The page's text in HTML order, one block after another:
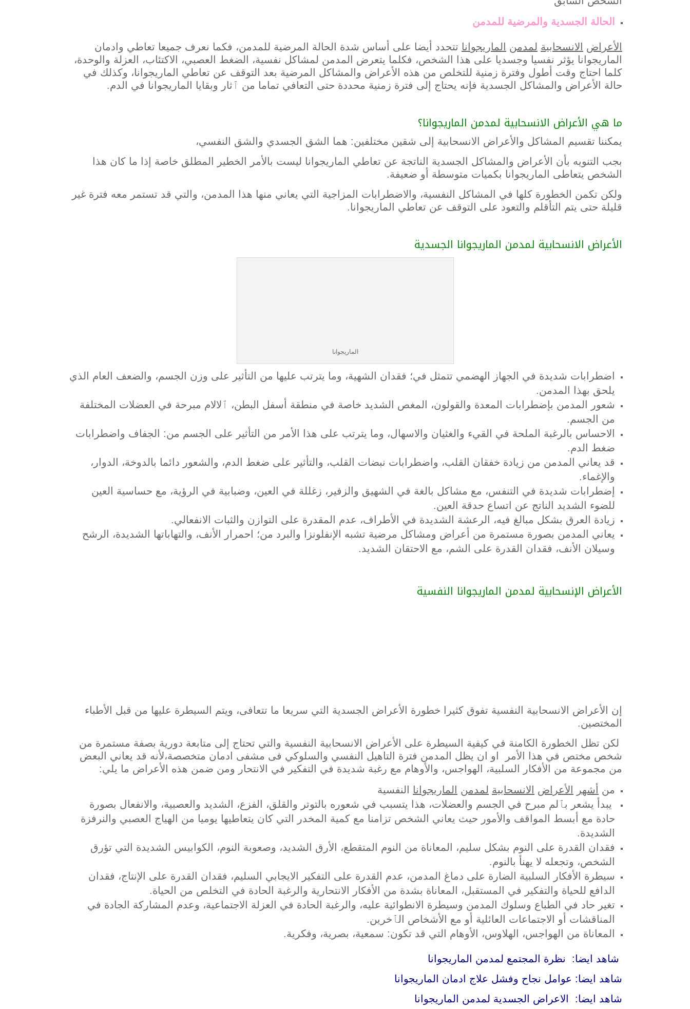
الحالة الجسدية والمرضية للمدمن
الأعراض الانسحابية لمدمن الماريجوانا تتحدد أيضا على أساس شدة الحالة المرضية للمدمن، فكما نعرف جميعا تعاطي وادمان
الماريجوانا يؤثر نفسيا وجسديا على هذا الشخص، فكلما يتعرض المدمن لمشاكل نفسية، الضغط العصبي، الاكتئاب، العزلة والوحدة،
كلما احتاج وقت أطول وفترة زمنية للتخلص من هذه الأعراض والمشاكل المرضية بعد التوقف عن تعاطي الماريجوانا، وكذلك في
حالة الأعراض والمشاكل الجسدية فإنه يحتاج إلى فترة زمنية محددة حتى التعافي تماما من ٱثار وبقايا الماريجوانا في الدم.
ما هي الأعراض الانسحابية لمدمن الماريجوانا؟
يمكننا تقسيم المشاكل والأعراض الانسحابية إلى شقين مختلفين: هما الشق الجسدي والشق النفسي،
بجب التنويه بأن الأعراض والمشاكل الجسدية الناتجة عن تعاطي الماريجوانا ليست بالأمر الخطير المطلق خاصة إذا ما كان هذا
الشخص يتعاطى الماريجوانا بكميات متوسطة أو ضعيفة.
ولكن تكمن الخطورة كلها في المشاكل النفسية، والاضطرابات المزاجية التي يعاني منها هذا المدمن، والتي قد تستمر معه فترة غير
قليلة حتى يتم التأقلم والتعود على التوقف عن تعاطي الماريجوانا.
الأعراض الانسحابية لمدمن الماريجوانا الجسدية
الماريجوانا
اضطرابات شديدة في الجهاز الهضمي تتمثل في؛ فقدان الشهية، وما يترتب عليها من التأثير على وزن الجسم، والضعف العام الذي
يلحق بهذا المدمن.
شعور المدمن بإضطرابات المعدة والقولون، المغص الشديد خاصة في منطقة أسفل البطن، ٱلالام مبرحة في العضلات المختلفة
من الجسم.
الاحساس بالرغبة الملحة في القيء والغثيان والاسهال، وما يترتب على هذا الأمر من التأثير على الجسم من: الجفاف واضطرابات
ضغط الدم.
قد يعاني المدمن من زيادة خفقان القلب، واضطرابات نبضات القلب، والتأثير على ضغط الدم، والشعور دائما بالدوخة، الدوار،
والإغماء.
إضطرابات شديدة في التنفس، مع مشاكل بالغة في الشهيق والزفير، زغللة في العين، وضبابية في الرؤية، مع حساسية العين
للضوء الشديد الناتج عن اتساع حدقة العين.
زيادة العرق بشكل مبالغ فيه، الرعشة الشديدة في الأطراف، عدم المقدرة على التوازن والثبات الانفعالي.
يعاني المدمن بصورة مستمرة من أعراض ومشاكل مرضية تشبه الإنفلونزا والبرد من؛ احمرار الأنف، والتهاباتها الشديدة، الرشح
وسيلان الأنف، فقدان القدرة على الشم، مع الاحتقان الشديد.
الأعراض الإنسحابية لمدمن الماريجوانا النفسية
إن الأعراض الانسحابية النفسية تفوق كثيرا خطورة الأعراض الجسدية التي سريعا ما تتعافى، ويتم السيطرة عليها من قبل الأطباء
المختصين.
لكن تظل الخطورة الكامنة في كيفية السيطرة على الأعراض الانسحابية النفسية والتي تحتاج إلى متابعة دورية بصفة مستمرة من
شخص مختص في هذا الأمر او ان يظل المدمن فترة التاهيل النفسي والسلوكي فى مشفى ادمان متخصصة،لأنه قد يعاني البعض
من مجموعة من الأفكار السلبية، الهواجس، والأوهام مع رغبة شديدة في التفكير في الانتحار ومن ضمن هذه الأعراض ما يلي:
من
أشهر الأعراض الانسحابية لمدمن الماريجوانا النفسية
يبدأ يشعر بٱلم مبرح في الجسم والعضلات، هذا يتسبب في شعوره بالتوتر والقلق، الفزع، الشديد والعصبية، والانفعال بصورة
حادة مع أبسط المواقف والأمور حيث يعاني الشخص تزامنا مع كمية المخدر التي كان يتعاطيها يوميا من الهياج العصبي والنرفزة
الشديدة.
فقدان القدرة على النوم بشكل سليم، المعاناة من النوم المتقطع، الأرق الشديد، وصعوبة النوم، الكوابيس الشديدة التي تؤرق
الشخص، وتجعله لا يهنأ بالنوم.
سيطرة الأفكار السلبية الضارة على دماغ المدمن، عدم القدرة على التفكير الايجابي السليم، فقدان القدرة على الإنتاج، فقدان
الدافع للحياة والتفكير في المستقبل، المعاناة بشدة من الأفكار الانتحارية والرغبة الحادة في التخلص من الحياة.
تغير حاد في الطباع وسلوك المدمن وسيطرة الانطوائية عليه، والرغبة الحادة في العزلة الاجتماعية، وعدم المشاركة الجادة في
المناقشات أو الاجتماعات العائلية أو مع الأشخاص الٱخرين.
المعاناة من الهواجس، الهلاوس، الأوهام التي قد تكون: سمعية، بصرية، وفكرية.
شاهد ايضا: نظرة المجتمع لمدمن الماريجوانا
شاهد ايضا: عوامل نجاح وفشل علاج ادمان الماريجوانا
شاهد ايضا:
الاعراض الجسدية لمدمن الماريجوانا